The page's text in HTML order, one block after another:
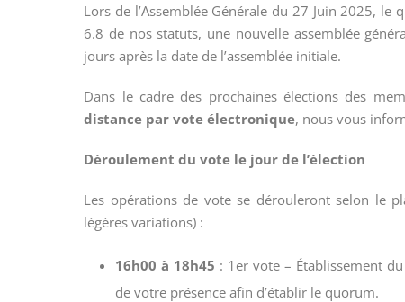
Lors de l’Assemblée Générale du 27 Juin 2025,
6.8 de nos statuts, une nouvelle assemblée
jours après la date de l’assemblée initiale.
Dans le cadre des prochaines élections des
distance par vote électronique, nous vous
Déroulement du vote le jour de l’élection
Les opérations de vote se dérouleront selon le
légères variations) :
16h00 à 18h45 : 1er vote – Établissement
de votre présence afin d’établir le quorum.